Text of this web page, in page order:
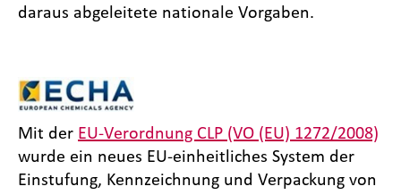
daraus abgeleitete nationale Vorgaben.
Mit der EU-Verordnung CLP (VO (EU) 1272/2008)
wurde ein neues EU-einheitliches System der
Einstufung, Kennzeichnung und Verpackung von